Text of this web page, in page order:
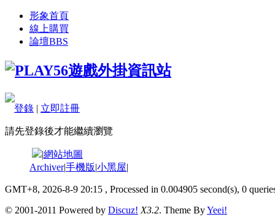
形象首頁
線上購買
論壇BBS
登錄 | 立即註冊
請先登錄後才能繼續瀏覽
|網站地圖
Archiver|手機版|小黑屋|
GMT+8, 2026-8-9 20:15 , Processed in 0.004905 second(s), 0
© 2001-2011 Powered by Discuz! X3.2. Theme ByYeei!